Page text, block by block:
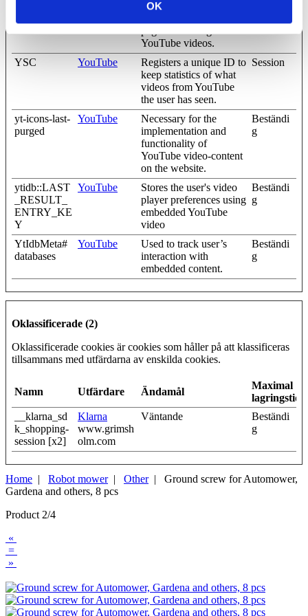
OK
Tries to estimate the
YouTube videos.
YSC YouTube
Registers a unique ID to
keep statistics of what
videos from YouTube
the user has seen.
Session
yt-icons-last-
purged
YouTube
Necessary for the
implementation and
functionality of
YouTube video-content
on the website.
Beständi
g
ytidb::LAST
_RESULT_
ENTRY_KE
Y
YouTube
Stores the user's video
player preferences using
embedded YouTube
video
Beständi
g
YtIdbMeta#
databases
YouTube
Used to track user’s
interaction with
embedded content.
Beständi
g
Oklassificerade (2)
Oklassificerade cookies är cookies som håller på att klassificeras
tillsammans med utfärdarna av enskilda cookies.
Namn Utfärdare Ändamål
Maximal
lagringstid
__klarna_sd
k_shopping-
session [x2]
Klarna
www.grimsh
olm.com
Väntande
Beständi
g
Home | Robot mower| Other| Ground screw for Automower,
Gardena and others, 8 pcs
Product 2/4
«
=
»